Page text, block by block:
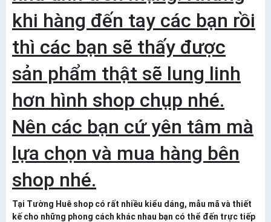
khi hàng đến tay các bạn rồi
thì các bạn sẽ thấy được
sản phẩm thật sẽ lung linh
hơn hình shop chụp nhé.
Nên các bạn cứ yên tâm mà
lựa chọn và mua hàng bên
shop nhé.
Tại Tường Huê shop có rất nhiều kiểu dáng, mẫu mã và thiết
kế cho những phong cách khác nhau bạn có thể đến trực tiếp